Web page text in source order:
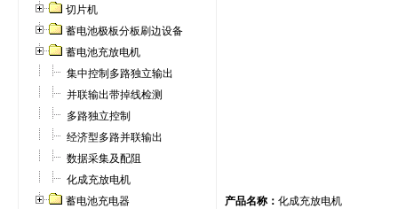
切片机
蓄电池极板分板刷边设备
蓄电池充放电机
集中控制多路独立输出
并联输出带掉线检测
多路独立控制
经济型多路并联输出
数据采集及配阻
化成充放电机
蓄电池充电器
产品名称： 化成充放电机